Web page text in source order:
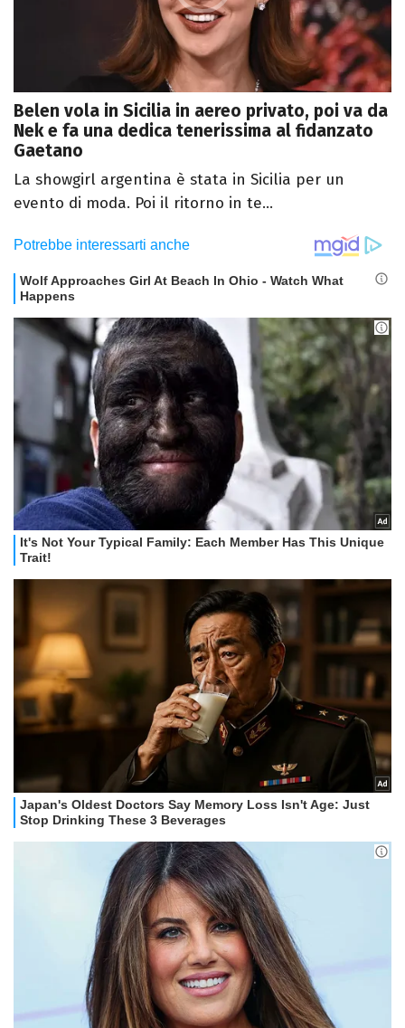
Belen vola in Sicilia in aereo privato, poi va da
Nek e fa una dedica tenerissima al fidanzato
Gaetano
La showgirl argentina è stata in Sicilia per un
evento di moda. Poi il ritorno in te...